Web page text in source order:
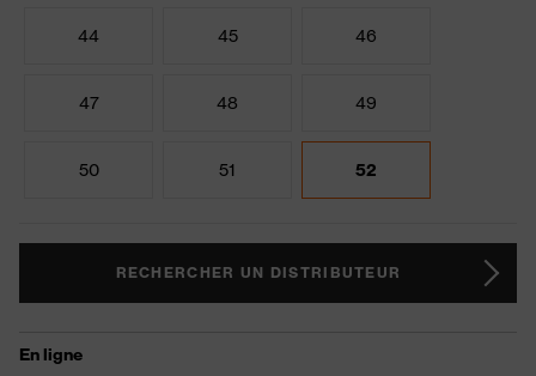
44 45 46
47 48 49
50 51 52
RECHERCHER UN DISTRIBUTEUR